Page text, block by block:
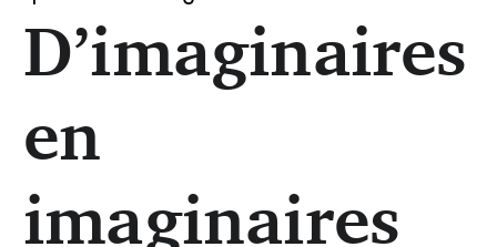
D’imaginaires
en
imaginaires